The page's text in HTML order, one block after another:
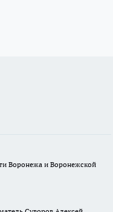
Воронежа и Воронежской